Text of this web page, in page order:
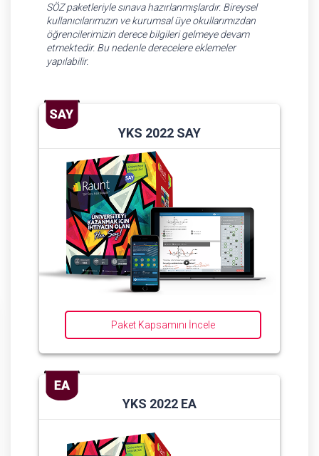
SÖZ paketleriyle sınava hazırlanmışlardır. Bireysel
kullanıcılarımızın ve kurumsal üye okullarımızdan
öğrencilerimizin derece bilgileri gelmeye devam
etmektedir. Bu nedenle derecelere eklemeler
yapılabilir.
YKS 2022 SAY
Paket Kapsamını İncele
YKS 2022 EA